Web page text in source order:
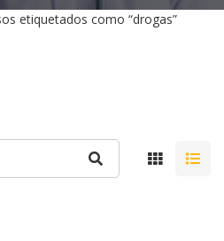
etiquetados como “drogas”